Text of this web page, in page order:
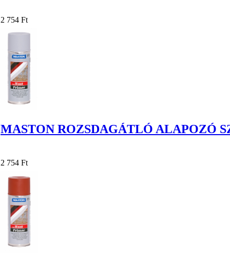
2 754 Ft
MASTON ROZSDAGÁTLÓ ALAPOZÓ
2 754 Ft